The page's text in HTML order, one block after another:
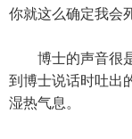
你就这么确定我会
博士的声音很是
到博士说话时吐出
湿热气息。